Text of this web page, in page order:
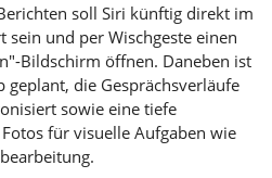
soll Siri künftig direkt im
und per Wischgeste einen
Bildschirm öffnen. Daneben ist
geplant, die Gesprächsverläufe
sowie eine tiefe
für visuelle Aufgaben wie